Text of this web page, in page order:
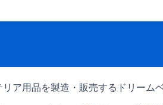
ア用品を製造・販売するドリーム